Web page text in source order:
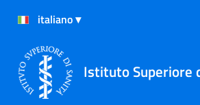
Istituto Superiore